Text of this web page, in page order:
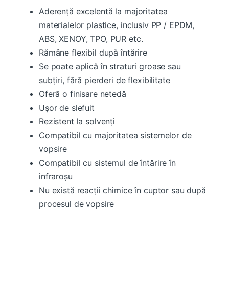
Aderență excelentă la majoritatea
materialelor plastice, inclusiv PP / EPDM,
ABS, XENOY, TPO, PUR etc.
Rămâne flexibil după întărire
Se poate aplică în straturi groase sau
subțiri, fără pierderi de flexibilitate
Oferă o finisare netedă
Ușor de slefuit
Rezistent la solvenți
Compatibil cu majoritatea sistemelor de
vopsire
Compatibil cu sistemul de întărire în
infraroșu
Nu există reacții chimice în cuptor sau după
procesul de vopsire